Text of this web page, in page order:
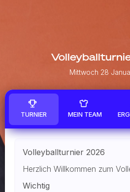
Mittwoch 28
TURNIER MEIN TEAM
Volleyballturnier 2026
Herzlich Willkommen zum
Wichtig